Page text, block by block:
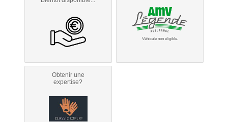
Véhicule non éligible.
Obtenir une
expertise?